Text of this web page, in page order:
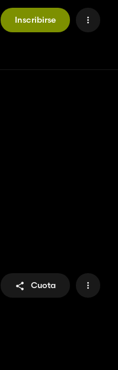
Inscribirse
Cuota